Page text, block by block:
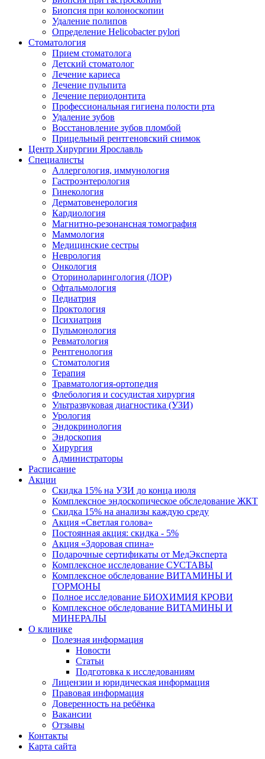
Биопсия при колоноскопии
Удаление полипов
Определение Helicobacter pylori
Стоматология
Прием стоматолога
Детский стоматолог
Лечение кариеса
Лечение пульпита
Лечение периодонтита
Профессиональная гигиена полости рта
Удаление зубов
Восстановление зубов пломбой
Прицельный рентгеновский снимок
Центр Хирургии Ярославль
Специалисты
Аллергология, иммунология
Гастроэнтерология
Гинекология
Дерматовенерология
Кардиология
Магнитно-резонансная томография
Маммология
Медицинские сестры
Неврология
Онкология
Оториноларингология (ЛОР)
Офтальмология
Педиатрия
Проктология
Психиатрия
Пульмонология
Ревматология
Рентгенология
Стоматология
Терапия
Травматология-ортопедия
Флебология и сосудистая хирургия
Ультразвуковая диагностика (УЗИ)
Урология
Эндокринология
Эндоскопия
Хирургия
Администраторы
Расписание
Акции
Скидка 15% на УЗИ до конца июля
Комплексное эндоскопическое обследование ЖКТ
Скидка 15% на анализы каждую среду
Акция «Светлая голова»
Постоянная акция: скидка - 5%
Акция «Здоровая спина»
Подарочные сертификаты от МедЭксперта
Комплексное исследование СУСТАВЫ
Комплексное обследование ВИТАМИНЫ И
ГОРМОНЫ
Полное исследование БИОХИМИЯ КРОВИ
Комплексное обследование ВИТАМИНЫ И
МИНЕРАЛЫ
О клинике
Полезная информация
Новости
Статьи
Подготовка к исследованиям
Лицензии и юридическая информация
Правовая информация
Доверенность на ребёнка
Вакансии
Отзывы
Контакты
Карта сайта